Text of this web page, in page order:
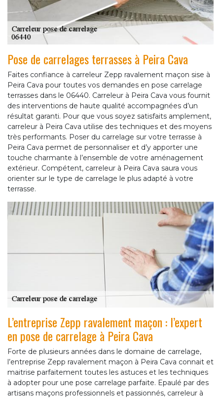
Pose de carrelages terrasses à Peira Cava
Faites confiance à carreleur Zepp ravalement maçon sise à
Peira Cava pour toutes vos demandes en pose carrelage
terrasses dans le 06440. Carreleur à Peira Cava vous fournit
des interventions de haute qualité accompagnées d’un
résultat garanti. Pour que vous soyez satisfaits amplement,
carreleur à Peira Cava utilise des techniques et des moyens
très performants. Poser du carrelage sur votre terrasse à
Peira Cava permet de personnaliser et d’y apporter une
touche charmante à l’ensemble de votre aménagement
extérieur. Compétent, carreleur à Peira Cava saura vous
orienter sur le type de carrelage le plus adapté à votre
terrasse.
L’entreprise Zepp ravalement maçon : l’expert
en pose de carrelage à Peira Cava
Forte de plusieurs années dans le domaine de carrelage,
l’entreprise Zepp ravalement maçon à Peira Cava connait et
maitrise parfaitement toutes les astuces et les techniques
à adopter pour une pose carrelage parfaite. Epaulé par des
artisans maçons professionnels et passionnés, carreleur à